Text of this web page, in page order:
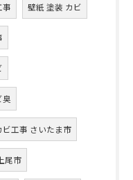
事 壁紙 塗装 カビ
臭
工事 さいたま市
尾市